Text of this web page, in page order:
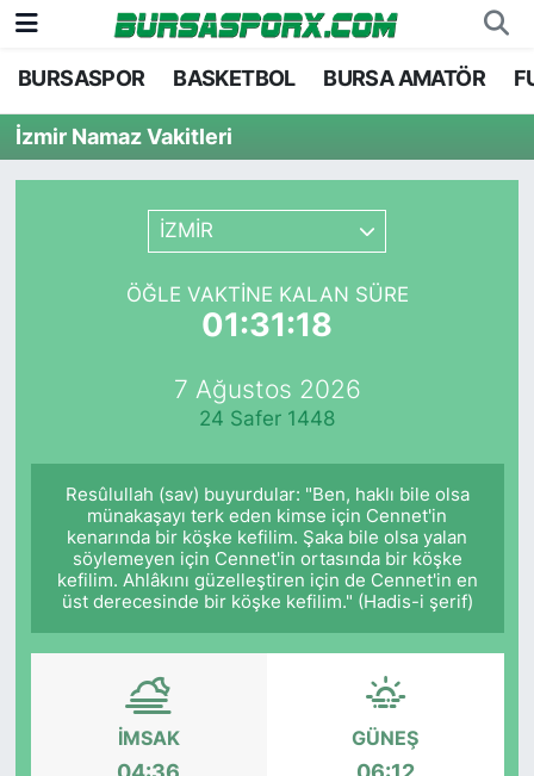
BURSASPOR BASKETBOL BURSA AMATÖR
İzmir Namaz Vakitleri
İZMİR
ÖĞLE VAKTINE KALAN SÜRE
01:31:18
7 Ağustos 2026
24 Safer 1448
Resûlullah (sav) buyurdular: "Ben, haklı bile olsa
münakaşayı terk eden kimse için Cennet'in
kenarında bir köşke kefilim. Şaka bile olsa yalan
söylemeyen için Cennet'in ortasında bir köşke
kefilim. Ahlâkını güzelleştiren için de Cennet'in en
üst derecesinde bir köşke kefilim." (Hadis-i şerif)
İMSAK GÜNEŞ
Bursaspor
Futbol
Basketbol
Bursa Nöbetçi Eczaneler
Bursa Hava Durumu
Bursa Namaz Vakitleri
TFF 2.Lig Kırmızı Grup Puan Durumu ve Fikstür
Tüm Manşetler
Haber Arşivi